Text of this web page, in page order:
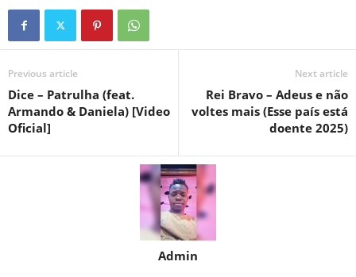
Previous article
Dice – Patrulha (feat.
Armando & Daniela) [Video
Oficial]
Next article
Rei Bravo – Adeus e não
voltes mais (Esse país está
doente 2025)
Admin